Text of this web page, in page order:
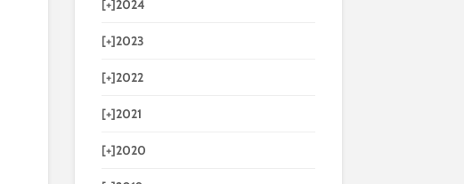
[+]2024
[+]2023
[+]2022
[+]2021
[+]2020